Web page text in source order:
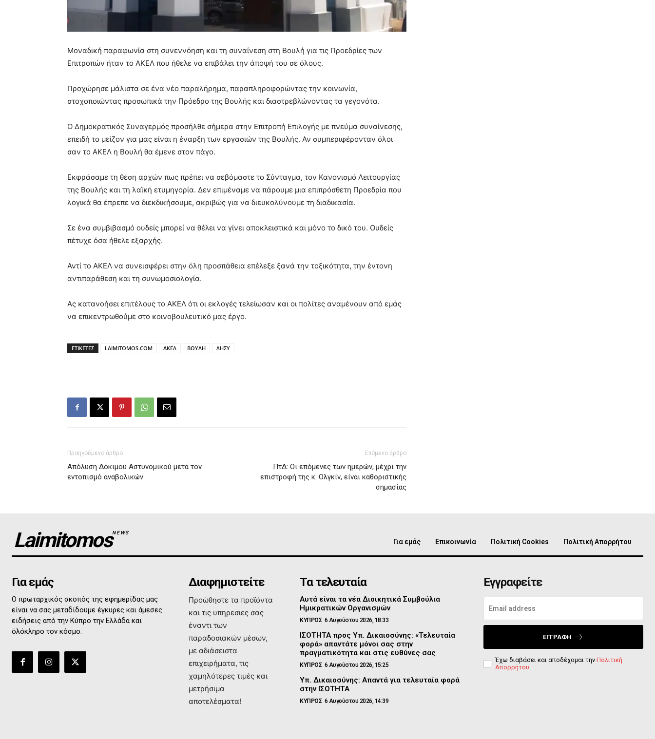
Μοναδική παραφωνία στη συνεννόηση και τη συναίνεση στη Βουλή για τις Προεδρίες των
Επιτροπών ήταν το ΑΚΕΛ που ήθελε να επιβάλει την άποψή του σε όλους.
Προχώρησε μάλιστα σε ένα νέο παραλήρημα, παραπληροφορώντας την κοινωνία,
στοχοποιώντας προσωπικά την Πρόεδρο της Βουλής και διαστρεβλώνοντας τα γεγονότα.
Ο Δημοκρατικός Συναγερμός προσήλθε σήμερα στην Επιτροπή Επιλογής με πνεύμα συναίνεσης,
επειδή το μείζον για μας είναι η έναρξη των εργασιών της Βουλής. Αν συμπεριφέρονταν όλοι
σαν το ΑΚΕΛ η Βουλή θα έμενε στον πάγο.
Εκφράσαμε τη θέση αρχών πως πρέπει να σεβόμαστε το Σύνταγμα, τον Κανονισμό Λειτουργίας
της Βουλής και τη λαϊκή ετυμηγορία. Δεν επιμέναμε να πάρουμε μια επιπρόσθετη Προεδρία που
λογικά θα έπρεπε να διεκδικήσουμε, ακριβώς για να διευκολύνουμε τη διαδικασία.
Σε ένα συμβιβασμό ουδείς μπορεί να θέλει να γίνει αποκλειστικά και μόνο το δικό του. Ουδείς
πέτυχε όσα ήθελε εξαρχής.
Αντί το ΑΚΕΛ να συνεισφέρει στην όλη προσπάθεια επέλεξε ξανά την τοξικότητα, την έντονη
αντιπαράθεση και τη συνωμοσιολογία.
Ας κατανοήσει επιτέλους το ΑΚΕΛ ότι οι εκλογές τελείωσαν και οι πολίτες αναμένουν από εμάς
να επικεντρωθούμε στο κοινοβουλευτικό μας έργο.
ΕΤΙΚΕΤΕΣ LAIMITOMOS.COM ΑΚΕΛ ΒΟΥΛΗ ΔΗΣΥ
Προηγούμενο άρθρο
Απόλυση Δόκιμου Αστυνομικού μετά τον
εντοπισμό αναβολικών
Επόμενο άρθρο
ΠτΔ: Οι επόμενες των ημερών, μέχρι την
επιστροφή της κ. Ολγκίν, είναι καθοριστικής
σημασίας
LaimitomosNEWS
Για εμάς Επικοινωνία Πολιτική Cookies Πολιτική Απορρήτου
Για εμάς
Ο πρωταρχικός σκοπός της εφημερίδας μας
είναι να σας μεταδίδουμε έγκυρες και άμεσες
ειδήσεις από την Κύπρο την Ελλάδα και
όλόκληρο τον κόσμο.
Διαφημιστείτε
Προώθηστε τα προϊόντα
και τις υπηρεσιες σας
έναντι των
παραδοσιακών μέσων,
με αδιάσειστα
επιχειρήματα, τις
χαμηλότερες τιμές και
μετρήσιμα
αποτελέσματα!
Τα τελευταία
Αυτά είναι τα νέα Διοικητικά Συμβούλια
Ημικρατικών Οργανισμών
ΚΥΠΡΟΣ 6 Αυγούστου 2026, 18:33
ΙΣΟΤΗΤΑ προς Υπ. Δικαιοσύνης: «Τελευταία
φορά» απαντάτε μόνοι σας στην
πραγματικότητα και στις ευθύνες σας
ΚΥΠΡΟΣ 6 Αυγούστου 2026, 15:25
Υπ. Δικαιοσύνης: Απαντά για τελευταία φορά
στην ΙΣΟΤΗΤΑ
ΚΥΠΡΟΣ 6 Αυγούστου 2026, 14:39
Εγγραφείτε
ΕΓΓΡΑΦΉ
Έχω διαβάσει και αποδέχομαι την Πολιτική
Απορρήτου.